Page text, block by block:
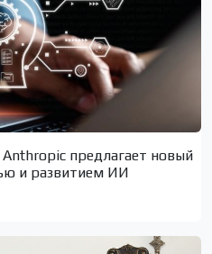
предлагает новый
и развитием ИИ